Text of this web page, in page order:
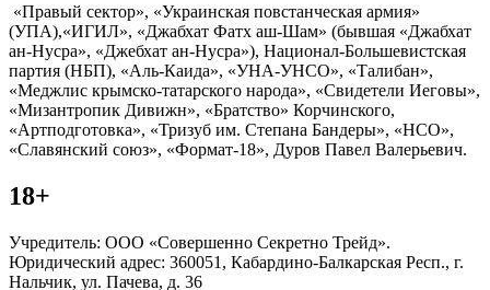
«Правый сектор», «Украинская повстанческая армия»
(УПА),«ИГИЛ», «Джабхат Фатх аш-Шам» (бывшая «Джабхат
ан-Нусра», «Джебхат ан-Нусра»), Национал-Большевистская
партия (НБП), «Аль-Каида», «УНА-УНСО», «Талибан»,
«Меджлис крымско-татарского народа», «Свидетели Иеговы»,
«Мизантропик Дивижн», «Братство» Корчинского,
«Артподготовка», «Тризуб им. Степана Бандеры», «НСО»,
«Славянский союз», «Формат-18», Дуров Павел Валерьевич.
18+
Учредитель: ООО «Совершенно Секретно Трейд».
Юридический адрес: 360051, Кабардино-Балкарская Респ., г.
Нальчик, ул. Пачева, д. 36